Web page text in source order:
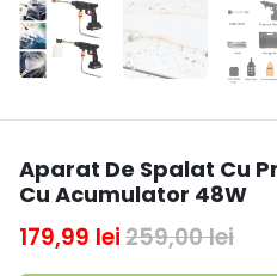
Aparat De Spalat Cu
Cu Acumulator 48W
179,99 lei259,00 lei